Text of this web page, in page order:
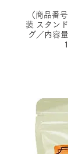
（商品番
装 スタン
グ／内容